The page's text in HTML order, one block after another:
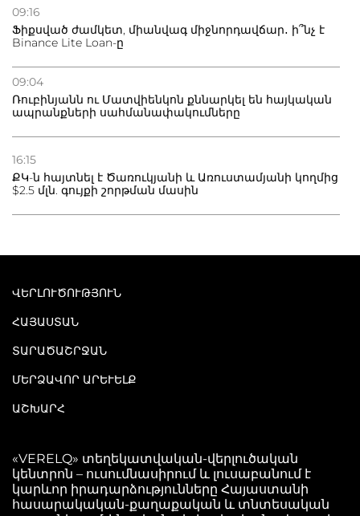
09:16
Ֆիքսված ժամկետ, միանվագ միջնորդավճար․ ի՞նչ է
Binance Lite Loan-ը
09:04
Ռուբինյանն ու Մատվիենկոն քննարկել են հայկական
ապրանքների սահմանափակումները
16:15
ՔԿ-ն հայտնել է Ծառուկյանի և Առուստամյանի կողմից
$2.5 մլն. գույքի շորթման մասին
ՎԵՐԼՈՒԾՈՒԹՅՈՒՆ
ՀԱՅԱՍՏԱՆ
ՏԱՐԱԾԱՇՐՋԱՆ
ՄԵՐՁԱՎՈՐ ԱՐԵՒԵԼՔ
ԱՇԽԱՐՀ
«VERELQ» տեղեկատվական-վերլուծական
կենտրոն – ուսումնասիրում և լուսաբանում է
կարևոր իրադարձությունները Հայաստանի
հասարակական-քաղաքական և տնտեսական